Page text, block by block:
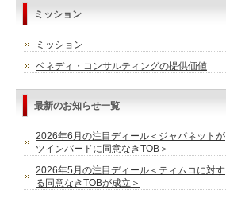
ミッション
ミッション
ベネディ・コンサルティングの提供価値
最新のお知らせ一覧
2026年6月の注目ディール＜ジャパネットが
ツインバードに同意なきTOB＞
2026年5月の注目ディール＜ティムコに対す
る同意なきTOBが成立＞